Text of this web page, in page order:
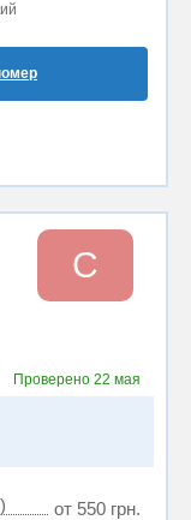
C
Проверено 22 мая
от 550 грн.